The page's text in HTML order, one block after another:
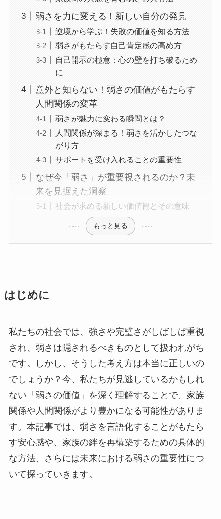
弱さを力に変える！新しい自分の発見
逆境から学ぶ！失敗の価値を知る方法
弱さがもたらす自己肯定感の高め方
自己開示の極意：心の壁を打ち破るため
に
意外と知らない！弱さの価値がもたらす
人間関係の変革
弱さが魅力に変わる瞬間とは？
人間関係が深まる！弱さを活かしたつな
がり方
サポートを受け入れることの重要性
なぜ今「弱さ」が重要視されるのか？未
来を見据えた洞察
社会が求める新しい価値観とその意味
もっと見る
はじめに
私たちの社会では、強さや完璧さがしばしば重視
され、弱さは隠されるべきものとして扱われがち
です。しかし、そうした考え方は本当に正しいの
でしょうか？今、私たちが見逃しているかもしれ
ない「弱さの価値」を深く理解することで、家族
関係や人間関係がより豊かになる可能性がありま
す。本記事では、弱さを言語化することがもたら
す安心感や、家族の絆を再構築するための具体的
な方法、さらには未来における弱さの重要性につ
いて探っていきます。